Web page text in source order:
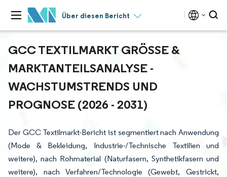
Über diesen Bericht
GCC TEXTILMARKT GRÖSSE & M
ARKTANTEILSANALYSE - W
ACHSTUMSTRENDS UND P
ROGNOSE (2026 - 2031)
Der GCC Textilmarkt-Bericht ist segmentiert nach Anwendung
(Mode & Bekleidung, Industrie-/Technische Textilien und
weitere), nach Rohmaterial (Naturfasern, Synthetikfasern und
weitere), nach Verfahren/Technologie (Gewebt, Gestrickt,